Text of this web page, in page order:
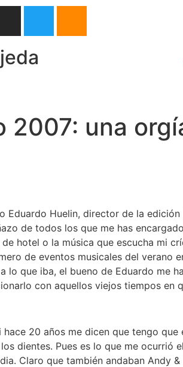
2007: una
Eduardo Huelin, director de la
de todos los que me has
hotel o la música que escucha mi
de eventos musicales del verano
lo que iba, el bueno de Eduardo me
con aquellos viejos tiempos en
hace 20 años me dicen que tengo
dientes. Pues es lo que me ocurrió
Claro que también andaban Andy